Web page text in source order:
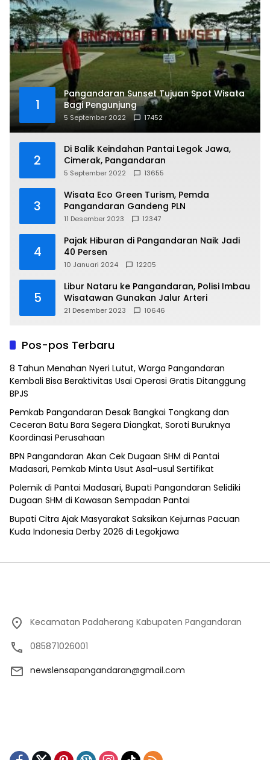
1
Pangandaran Sunset Tujuan Spot Wisata
Bagi Pengunjung
5 September 2022 17452
2
Di Balik Keindahan Pantai Legok Jawa,
Cimerak, Pangandaran
5 September 2022 13655
3
Wisata Eco Green Turism, Pemda
Pangandaran Gandeng PLN
11 Desember 2023 12347
4
Pajak Hiburan di Pangandaran Naik Jadi
40 Persen
10 Januari 2024 12205
5
Libur Nataru ke Pangandaran, Polisi Imbau
Wisatawan Gunakan Jalur Arteri
21 Desember 2023 10646
Pos-pos Terbaru
8 Tahun Menahan Nyeri Lutut, Warga Pangandaran
Kembali Bisa Beraktivitas Usai Operasi Gratis Ditanggung
BPJS
Pemkab Pangandaran Desak Bangkai Tongkang dan
Ceceran Batu Bara Segera Diangkat, Soroti Buruknya
Koordinasi Perusahaan
BPN Pangandaran Akan Cek Dugaan SHM di Pantai
Madasari, Pemkab Minta Usut Asal-usul Sertifikat
Polemik di Pantai Madasari, Bupati Pangandaran Selidiki
Dugaan SHM di Kawasan Sempadan Pantai
Bupati Citra Ajak Masyarakat Saksikan Kejurnas Pacuan
Kuda Indonesia Derby 2026 di Legokjawa
Kecamatan Padaherang Kabupaten Pangandaran
085871026001
newslensapangandaran@gmail.com